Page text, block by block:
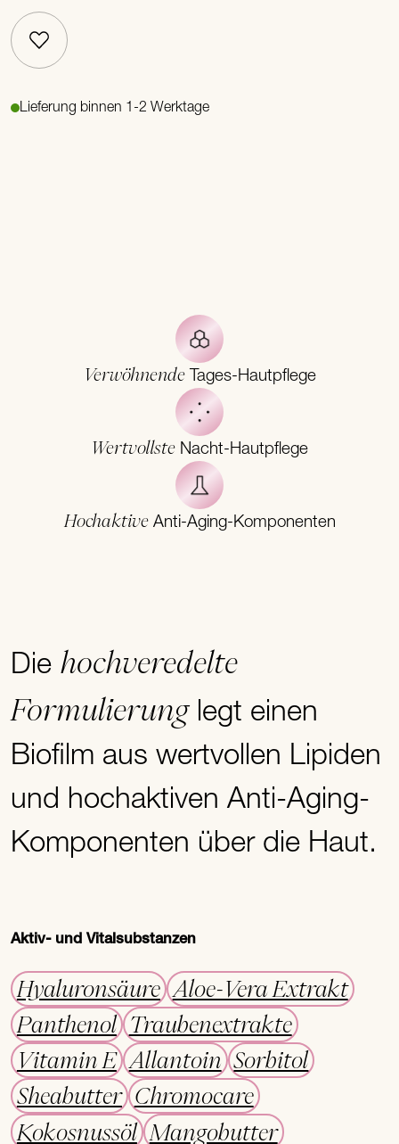
Lieferung binnen 1-2 Werktage
VerwöhnendeTages-Hautpflege
Wertvollste Nacht-Hautpflege
HochaktiveAnti-Aging-Komponenten
Die hochveredelte
Formulierunglegt einen
Biofilm aus wertvollen Lipiden
und hochaktiven Anti-Aging-
Komponenten über die Haut.
Aktiv- und Vitalsubstanzen
Hyaluronsäure
Aloe-Vera Extrakt
Panthenol
Traubenextrakte
Vitamin E
Allantoin Sorbitol
Sheabutter
Chromocare
Kokosnussöl
Mangobutter